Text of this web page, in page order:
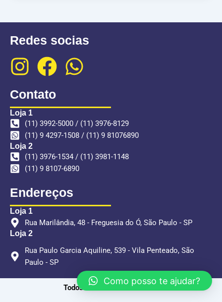
Redes socias
Contato
Loja 1
(11) 3992-5000 / (11) 3976-8129
(11) 9 4297-1508 / (11) 9 81076890
Loja 2
(11) 3976-1534 / (11) 3981-1148
(11) 9 8107-6890
Endereços
Loja 1
Rua Marilândia, 48 - Freguesia do Ó, São Paulo - SP
Loja 2
Rua Paulo Garcia Aquiline, 539 - Vila Penteado, São
Paulo - SP
Todos os direitos reservados
Como posso te ajudar?